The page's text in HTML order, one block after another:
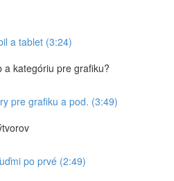
a tablet (3:24)
a kategóriu pre grafiku?
pre grafiku a pod. (3:49)
po prvé (2:49)